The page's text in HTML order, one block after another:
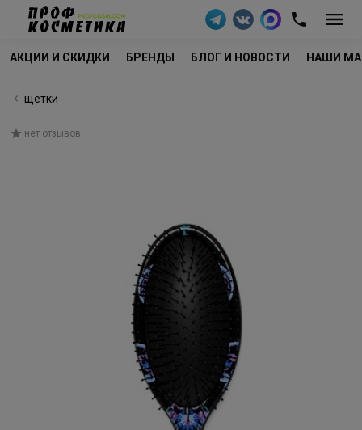
АКЦИИ И СКИДКИ БРЕНДЫ БЛОГ И НОВОСТИ НАШИ
щетки
нет отзывов